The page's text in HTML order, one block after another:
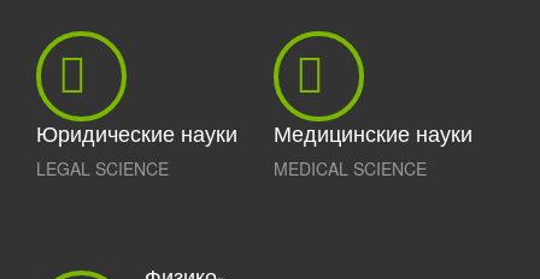
Юридические науки
LEGAL SCIENCE
Медицинские науки
MEDICAL SCIENCE